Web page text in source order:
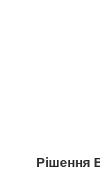
Рішення